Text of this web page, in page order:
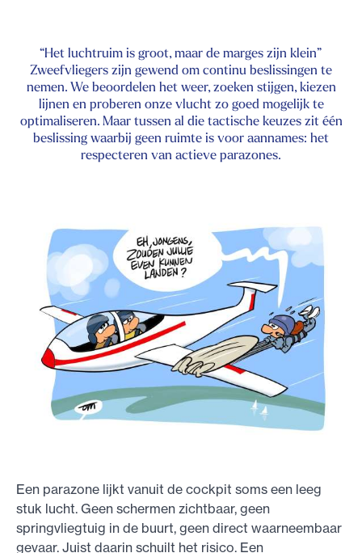
“Het luchtruim is groot, maar de marges zijn klein”
Zweefvliegers zijn gewend om continu beslissingen te
nemen. We beoordelen het weer, zoeken stijgen, kiezen
lijnen en proberen onze vlucht zo goed mogelijk te
optimaliseren. Maar tussen al die tactische keuzes zit één
beslissing waarbij geen ruimte is voor aannames: het
respecteren van actieve parazones.
Een parazone lijkt vanuit de cockpit soms een leeg
stuk lucht. Geen schermen zichtbaar, geen
springvliegtuig in de buurt, geen direct waarneembaar
gevaar. Juist daarin schuilt het risico. Een